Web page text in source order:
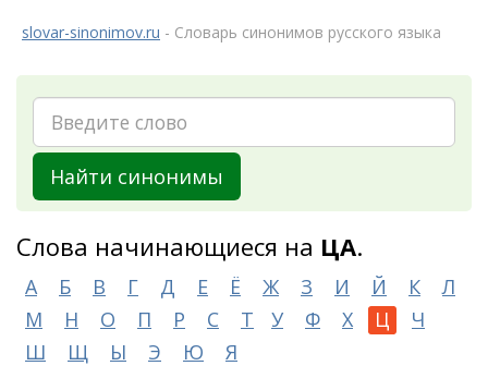
slovar-sinonimov.ru - Словарь синонимов русского языка
Найти синонимы
Слова начинающиеся на ЦА.
А Б В Г Д Е Ё Ж З И Й К
Л
М
Н О П Р С Т У Ф Х Ц
Ч
Ш
Щ Ы Э Ю Я